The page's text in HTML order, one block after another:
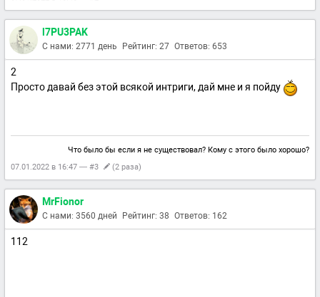
l7PU3PAK
С нами: 2771 день Рейтинг: 27 Ответов: 653
2
Просто давай без этой всякой интриги, дай мне и я пойду
Что было бы если я не существовал? Кому с этого было хорошо?
07.01.2022 в 16:47 — #3
(2 раза)
MrFionor
С нами: 3560 дней Рейтинг: 38 Ответов: 162
112